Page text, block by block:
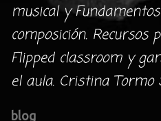
musical y
composición. Recursos
Flipped classroom y
el aula. Cristina Tormo
blog